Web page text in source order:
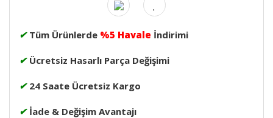
✔ Tüm Ürünlerde %5 Havale İndirimi
✔ Ücretsiz Hasarlı Parça Değişimi
✔ 24 Saate Ücretsiz Kargo
✔ İade & Değişim Avantajı